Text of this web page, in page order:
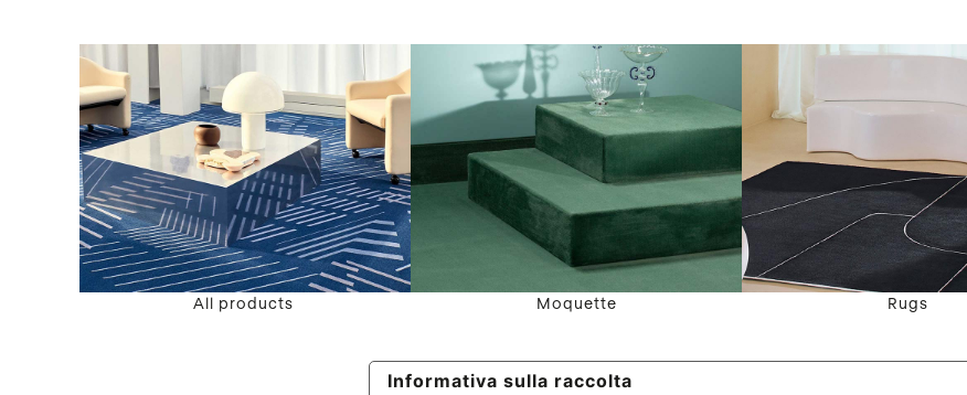
All products Moquette Rugs
Informativa sulla raccolta